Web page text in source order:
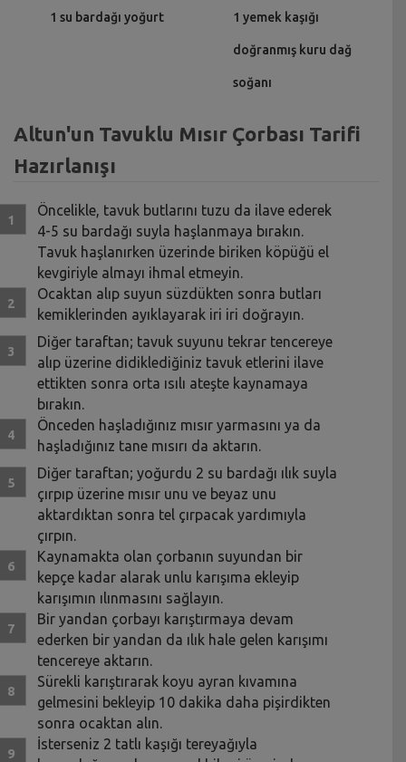
1 su bardağı yoğurt 1 yemek kaşığı
doğranmış kuru dağ
soğanı
Altun'un Tavuklu Mısır Çorbası Tarifi
Hazırlanışı
Öncelikle, tavuk butlarını tuzu da ilave ederek
4-5 su bardağı suyla haşlanmaya bırakın.
Tavuk haşlanırken üzerinde biriken köpüğü el
kevgiriyle almayı ihmal etmeyin.
Ocaktan alıp suyun süzdükten sonra butları
kemiklerinden ayıklayarak iri iri doğrayın.
Diğer taraftan; tavuk suyunu tekrar tencereye
alıp üzerine didiklediğiniz tavuk etlerini ilave
ettikten sonra orta ısılı ateşte kaynamaya
bırakın.
Önceden haşladığınız mısır yarmasını ya da
haşladığınız tane mısırı da aktarın.
Diğer taraftan; yoğurdu 2 su bardağı ılık suyla
çırpıp üzerine mısır unu ve beyaz unu
aktardıktan sonra tel çırpacak yardımıyla
çırpın.
Kaynamakta olan çorbanın suyundan bir
kepçe kadar alarak unlu karışıma ekleyip
karışımın ılınmasını sağlayın.
Bir yandan çorbayı karıştırmaya devam
ederken bir yandan da ılık hale gelen karışımı
tencereye aktarın.
Sürekli karıştırarak koyu ayran kıvamına
gelmesini bekleyip 10 dakika daha pişirdikten
sonra ocaktan alın.
İsterseniz 2 tatlı kaşığı tereyağıyla